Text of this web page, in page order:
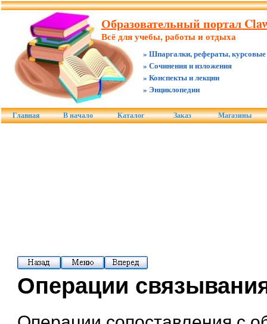
Образовательный портал
Всё для учебы, работы и отдыха
» Шпаргалки, рефераты, курсовые
» Сочинения и изложения
» Конспекты и лекции
» Энциклопедии
Главная В начало Каталог Заказ Магазины
Операции